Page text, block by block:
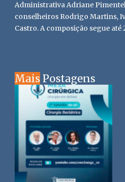
Administrativa Adriane
conselheiros Rodrigo Martins,
Castro. A composição segue até
Mais Postagens